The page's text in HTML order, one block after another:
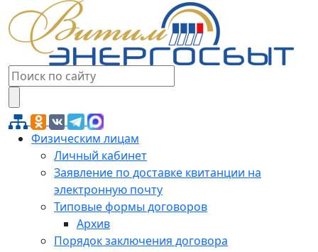
Физическим лицам
Личный кабинет
Заявление по доставке квитанции на
электронную почту
Типовые формы договоров
Архив
Порядок заключения договора